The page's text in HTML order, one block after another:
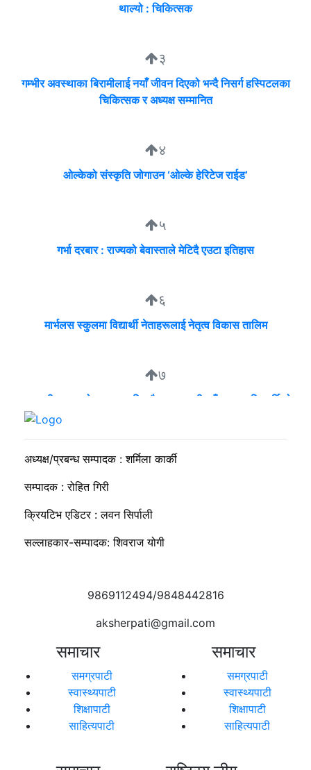
थाल्यो : चिकित्सक
३
गम्भीर अवस्थाका बिरामीलाई नयाँ जीवन दिएको भन्दै निसर्ग हस्पिटलका
चिकित्सक र अध्यक्ष सम्मानित
४
ओल्केको संस्कृति जोगाउन ‘ओल्के हेरिटेज राईड’
५
गर्भा दरबार : राज्यको बेवास्ताले मेटिदै एउटा इतिहास
६
मार्भलस स्कुलमा विद्यार्थी नेताहरूलाई नेतृत्व विकास तालिम
७
व्यवसायी मुन्दडाको घरमा एकाबिहानै खानतलासी, पाँच घन्टापछि फर्कियो
अध्यक्ष/प्रबन्ध सम्पादक : शर्मिला कार्की
सम्पादक : रोहित गिरी
क्रियटिभ एडिटर : लवन सिर्पाली
सल्लाहकार-सम्पादक: शिवराज योगी
9869112494/9848442816
aksherpati@gmail.com
समाचार
समग्रपाटी
स्वास्थ्यपाटी
शिक्षापाटी
साहित्यपाटी
समाचार
समग्रपाटी
स्वास्थ्यपाटी
शिक्षापाटी
साहित्यपाटी